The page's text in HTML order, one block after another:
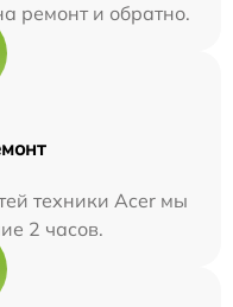
ремонт и обратно.
техники Acer мы
2 часов.